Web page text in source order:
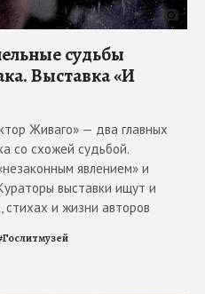
судьбы
Выставка «И
Живаго» — два главных
со схожей судьбой.
явлением» и
выставки ищут и
стихах и жизни авторов
Гослитмузей